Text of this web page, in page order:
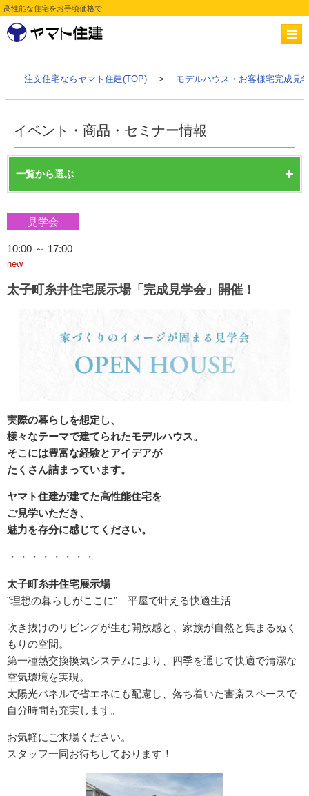
高性能な住宅をお手頃価格で
注文住宅ならヤマト住建(TOP) > モデルハウス・お客様宅完成見
イベント・商品・セミナー情報
一覧から選ぶ
見学会
10:00 ～ 17:00
new
太子町糸井住宅展示場「完成見学会」開催！
実際の暮らしを想定し、
様々なテーマで建てられたモデルハウス。
そこには豊富な経験とアイデアが
たくさん詰まっています。
ヤマト住建が建てた高性能住宅を
ご見学いただき、
魅力を存分に感じてください。
・・・・・・・・
太子町糸井住宅展示場
”理想の暮らしがここに” 平屋で叶える快適生活
吹き抜けのリビングが生む開放感と、家族が自然と集まるぬく
もりの空間。
第一種熱交換換気システムにより、四季を通じて快適で清潔な
空気環境を実現。
太陽光パネルで省エネにも配慮し、落ち着いた書斎スペースで
自分時間も充実します。
お気軽にご来場ください。
スタッフ一同お待ちしております！